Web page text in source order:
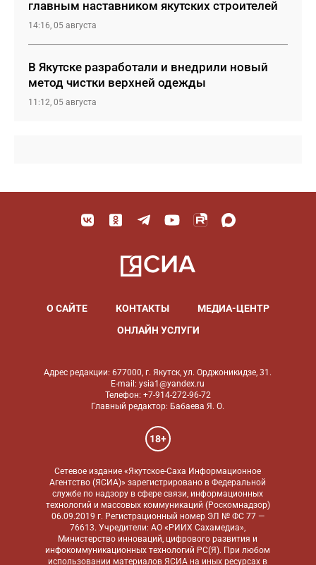
главным наставником якутских строителей
14:16, 05 августа
В Якутске разработали и внедрили новый
метод чистки верхней одежды
11:12, 05 августа
О САЙТЕ КОНТАКТЫ
МЕДИА-ЦЕНТР
ОНЛАЙН УСЛУГИ
Адрес редакции: 677000, г. Якутск, ул. Орджоникидзе, 31.
E-mail: ysia1@yandex.ru
Телефон: +7-914-272-96-72
Главный редактор: Бабаева Я. О.
18+
Сетевое издание «Якутское-Саха Информационное
Агентство (ЯСИА)» зарегистрировано в Федеральной
службе по надзору в сфере связи, информационных
технологий и массовых коммуникаций (Роскомнадзор)
06.09.2019 г. Регистрационный номер ЭЛ № ФС 77 —
76613. Учредители: АО «РИИХ Сахамедиа»,
Министерство инноваций, цифрового развития и
инфокоммуникационных технологий РС(Я). При любом
использовании материалов ЯСИА на иных ресурсах в